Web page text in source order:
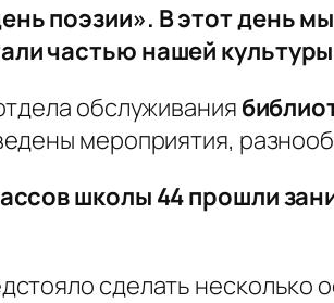
поэзии». В этот день
частью нашей
обслуживания
мероприятия,
школы 44 прошли
сделать несколько